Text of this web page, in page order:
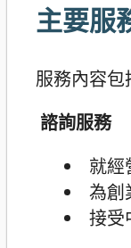
主要服
服務內容包
諮詢服務
就經
為創
接受